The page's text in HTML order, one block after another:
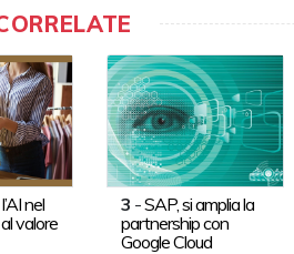
nel
valore
3 -SAP, si amplia la
partnership con
Google Cloud